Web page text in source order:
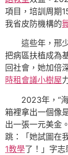
項目，培訓周期
我省皮防機構的
這些年，邢
把病區扶植成為
回社會，她加倍
時租會議小樹屋
2023年，“
箱裡拿出一個像
出一張一元美金
跳：「她試圖在
1教學了！」字